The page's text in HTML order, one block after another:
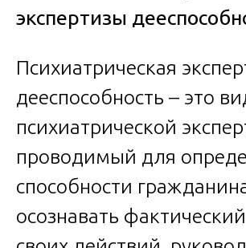
экспертизы
Психиатрическая
дееспособность – это
психиатрической
проводимый для
способности
осознавать